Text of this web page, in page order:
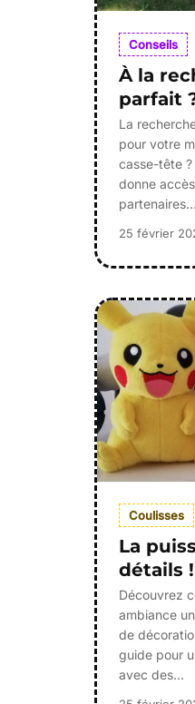
Conseils
À la
parfait
La
pour votre
casse-tête
donne
partenaires…
25 février
Coulisses
La
détails !
Découvrez
ambiance
de
guide pour
avec des…